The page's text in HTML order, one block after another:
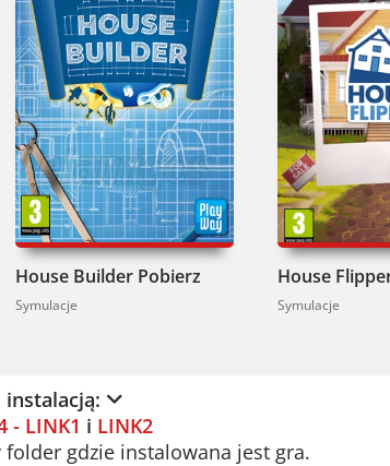
House Builder Pobierz
Symulacje
House
Symulacje
- LINK1 i LINK2
gdzie instalowana jest gra.